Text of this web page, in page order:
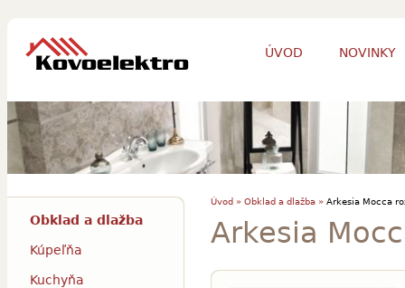
ÚVOD NOVINKY
Úvod » Obklad a dlažba »Arkesia Mocca
Arkesia
Obklad a dlažba
Kúpeľňa
Kuchyňa